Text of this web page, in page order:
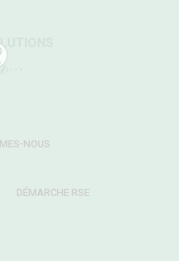
NOUS
DÉMARCHE RSE